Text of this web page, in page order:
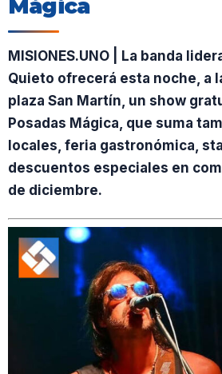
Mágica
MISIONES.UNO | La banda
Quieto ofrecerá esta noche, a
plaza San Martín, un show
Posadas Mágica, que suma
locales, feria gastronómica,
descuentos especiales en
de diciembre.